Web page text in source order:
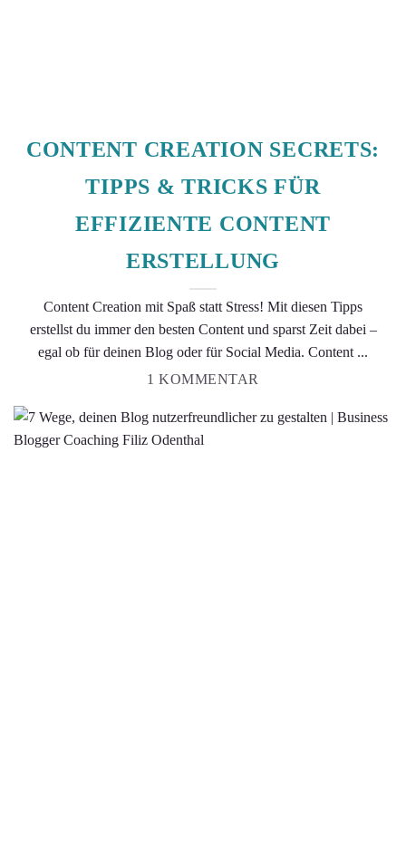
CONTENT CREATION SECRETS:
TIPPS & TRICKS FÜR
EFFIZIENTE CONTENT
ERSTELLUNG
Content Creation mit Spaß statt Stress! Mit diesen Tipps
erstellst du immer den besten Content und sparst Zeit dabei –
egal ob für deinen Blog oder für Social Media. Content ...
1 KOMMENTAR